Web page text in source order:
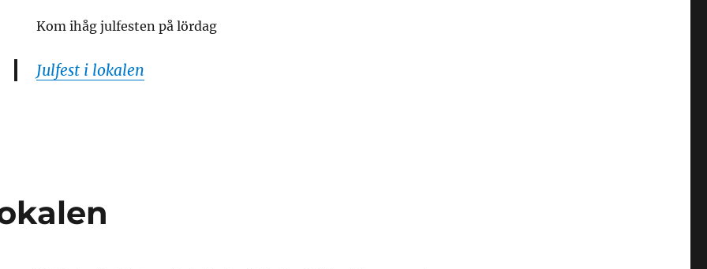
Kom ihåg julfesten på lördag
Julfest i lokalen